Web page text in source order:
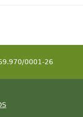
0001-26